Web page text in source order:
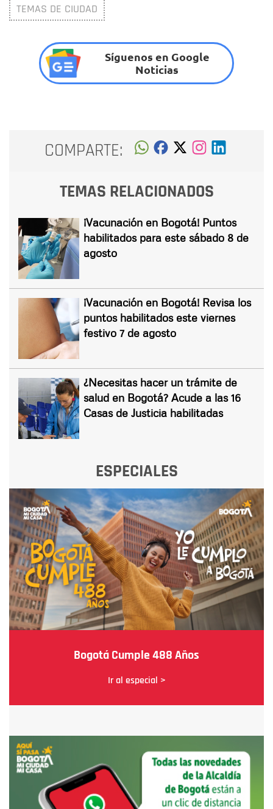
TEMAS DE CIUDAD
Síguenos en Google
Noticias
COMPARTE:
TEMAS RELACIONADOS
¡Vacunación en Bogotá! Puntos
habilitados para este sábado 8 de
agosto
¡Vacunación en Bogotá! Revisa los
puntos habilitados este viernes
festivo 7 de agosto
¿Necesitas hacer un trámite de
salud en Bogotá? Acude a las 16
Casas de Justicia habilitadas
ESPECIALES
Bogotá Cumple 488 Años
Ir al especial >